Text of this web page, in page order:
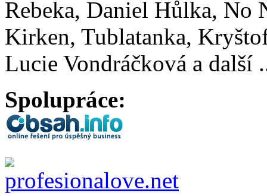
Rebeka, Daniel Hůlka, No
Kirken, Tublatanka,
Lucie Vondráčková a další
Spolupráce: